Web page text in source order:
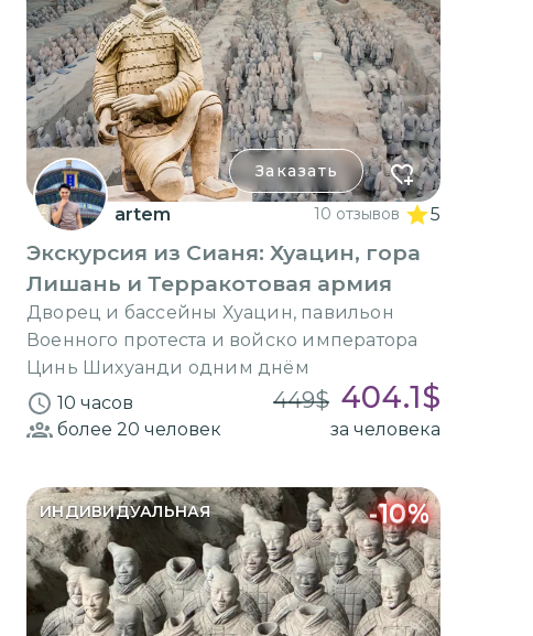
Заказать
artem 10 отзывов 5
Экскурсия из Сианя: Хуацин, гора
Лишань и Терракотовая армия
Дворец и бассейны Хуацин, павильон
Военного протеста и войско императора
Цинь Шихуанди одним днём
10 часов
449$ 404.1$
более 20 человек за человека
ИНДИВИДУАЛЬНАЯ -10%